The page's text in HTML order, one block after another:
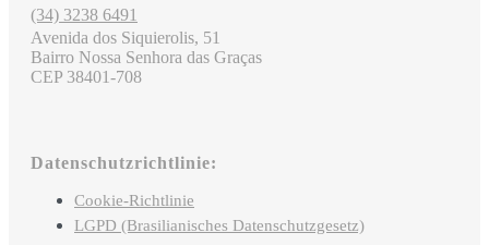
(34) 3238 6491
Avenida dos Siquierolis, 51
Bairro Nossa Senhora das Graças
CEP 38401-708
Datenschutzrichtlinie:
Cookie-Richtlinie
LGPD (Brasilianisches Datenschutzgesetz)